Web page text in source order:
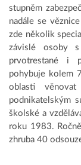
stupněm
nadále se
zde několik
závislé osoby
prvotrestané i
pohybuje kolem
oblasti
podnikatelským
školské a
roku 1983.
zhruba 40